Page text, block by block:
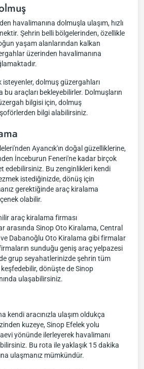
havalimanına dolmuşla ulaşım, hızlı
Şehrin belli bölgelerinden, özellikle
yaşam alanlarından kalkan
üzerinden havalimanına
isteyenler, dolmuş güzergahları
araçları bekleyebilirler. Dolmuşların
bilgisi için, dolmuş
bilgi alabilirsiniz.
Ayancık'ın doğal güzelliklerine,
İnceburun Feneri'ne kadar birçok
edebilirsiniz. Bu zenginlikleri kendi
istediğinizde, dönüş için
gerektiğinde araç kiralama
olabilir.
araç kiralama firması
arasında Sinop Oto Kiralama, Central
Dabanoğlu Oto Kiralama gibi firmalar
sunduğu geniş araç yelpazesi
grup seyahatlerinizde şehrin tüm
dönüşte de Sinop
ulaşabilirsiniz.
kendi aracınızla ulaşım oldukça
kuzeye, Sinop Efelek yolu
yönünde ilerleyerek havalimanı
Bu rota ile yaklaşık 15 dakika
ulaşmanız mümkündür.